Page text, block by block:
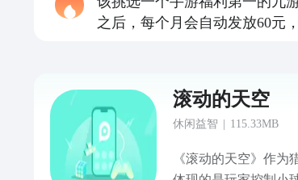
之后，每个月会自动发放60元
滚动的天空
休闲益智 115.33MB
《滚动的天空》作为